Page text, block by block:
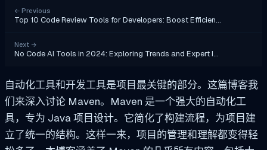
← Previous
Top 10 Code Review Tools for Developers: Boost Efficien…
Next →
No Code AI Tools in 2024: Exploring Trends and Expert I…
自动化工具和开发工具是项目最关键的部分。这篇博客我
们来深入讨论 Maven。Maven 是一个强大的自动化工
具，专为 Java 项目设计。它简化了构建流程，为项目建
立了统一的结构。这样一来，项目的管理和理解都变得轻